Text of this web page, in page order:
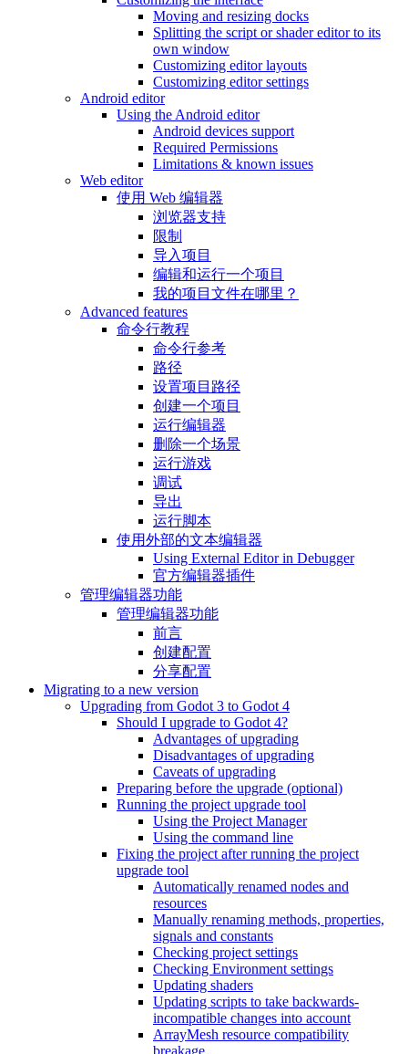
Moving and resizing docks
Splitting the script or shader editor to its
own window
Customizing editor layouts
Customizing editor settings
Android editor
Using the Android editor
Android devices support
Required Permissions
Limitations & known issues
Web editor
使用 Web 编辑器
浏览器支持
限制
导入项目
编辑和运行一个项目
我的项目文件在哪里？
Advanced features
命令行教程
命令行参考
路径
设置项目路径
创建一个项目
运行编辑器
删除一个场景
运行游戏
调试
导出
运行脚本
使用外部的文本编辑器
Using External Editor in Debugger
官方编辑器插件
管理编辑器功能
管理编辑器功能
前言
创建配置
分享配置
Migrating to a new version
Upgrading from Godot 3 to Godot 4
Should I upgrade to Godot 4?
Advantages of upgrading
Disadvantages of upgrading
Caveats of upgrading
Preparing before the upgrade (optional)
Running the project upgrade tool
Using the Project Manager
Using the command line
Fixing the project after running the project
upgrade tool
Automatically renamed nodes and
resources
Manually renaming methods, properties,
signals and constants
Checking project settings
Checking Environment settings
Updating shaders
Updating scripts to take backwards-
incompatible changes into account
ArrayMesh resource compatibility
breakage